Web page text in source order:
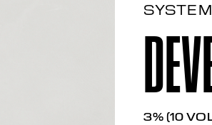
SYSTEM
6% (20